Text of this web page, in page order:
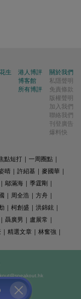
生
港人博評
博客館
所有博評
關於我們
私隱聲明
免責條款
版權聲明
加入我們
聯絡我們
刊登廣告
爆料快
點短打 | 一周圈點 |
晴 | 許紹基 | 麥國華 |
| 鄔滿海 | 季霆剛 |
| 周全浩 | 方舟 |
| 柯創盛 | 洪錦鉉 |
| 聶廣男 | 盧展常 |
| 精選文章 | 林奮強 |